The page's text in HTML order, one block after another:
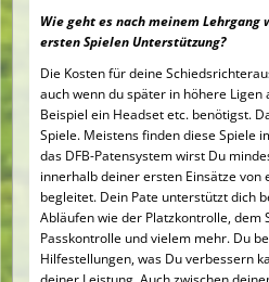
Wie geht es nach meinem
ersten Spielen Unterstützung?
Die Kosten für deine
auch wenn du später in höhere Ligen
Beispiel ein Headset etc. benötigst.
Spiele. Meistens finden diese Spiele
das DFB-Patensystem wirst Du
innerhalb deiner ersten Einsätze von
begleitet. Dein Pate unterstützt dich
Abläufen wie der Platzkontrolle, dem
Passkontrolle und vielem mehr. Du
Hilfestellungen, was Du verbessern